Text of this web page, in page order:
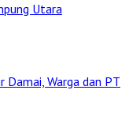
Utara
Damai, Warga dan PT